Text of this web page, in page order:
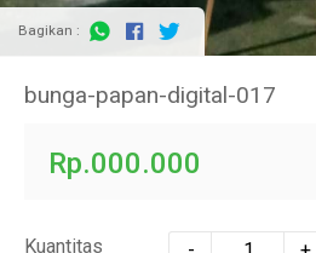
Bagikan :
bunga-papan-digital-017
Rp.000.000
Kuantitas